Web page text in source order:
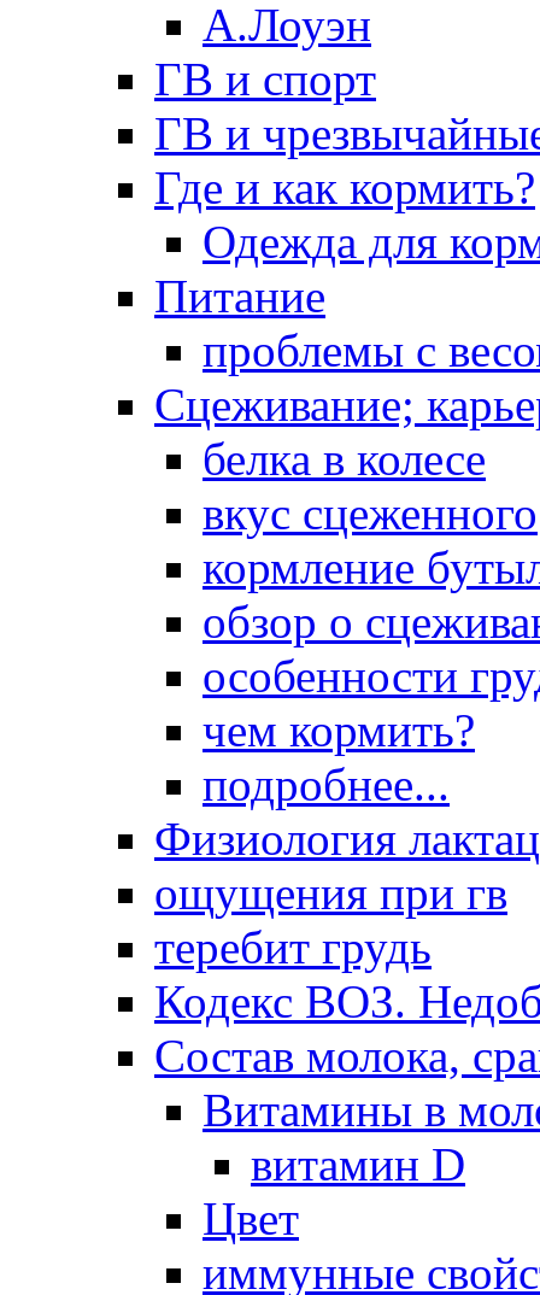
А.Лоуэн
ГВ и спорт
ГВ и
Где и как кормить?
Одежда для
Питание
проблемы с
Сцеживание;
белка в колесе
вкус сцеженного
кормление
обзор о
особенности
чем кормить?
подробнее...
Физиология
ощущения при гв
теребит грудь
Кодекс ВОЗ.
Состав молока,
Витамины в
витамин D
Цвет
иммунные